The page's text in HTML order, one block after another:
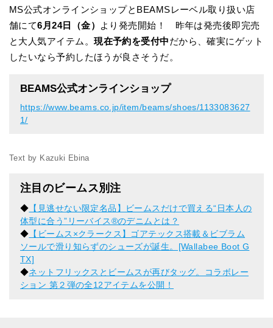
MS公式オンラインショップとBEAMSレーベル取り扱い店
舗にて6月24日（金）
より発売開始！ 昨年は発売後即完売
と大人気アイテム。現在予約を受付中だから、確実にゲット
したいなら予約したほうが良さそうだ。
BEAMS公式オンラインショップ
https://www.beams.co.jp/item/beams/shoes/1133083627
1/
Text by Kazuki Ebina
注目のビームス別注
◆ 【見逃せない限定名品】ビームスだけで買える“日本人の
体型に合う”リーバイス®︎のデニムとは？
◆ 【ビームス×クラークス】ゴアテックス搭載＆ビブラム
ソールで滑り知らずのシューズが誕生。[Wallabee Boot G
TX]
◆ネットフリックスとビームスが再びタッグ。コラボレー
ション 第２弾の全12アイテムを公開！